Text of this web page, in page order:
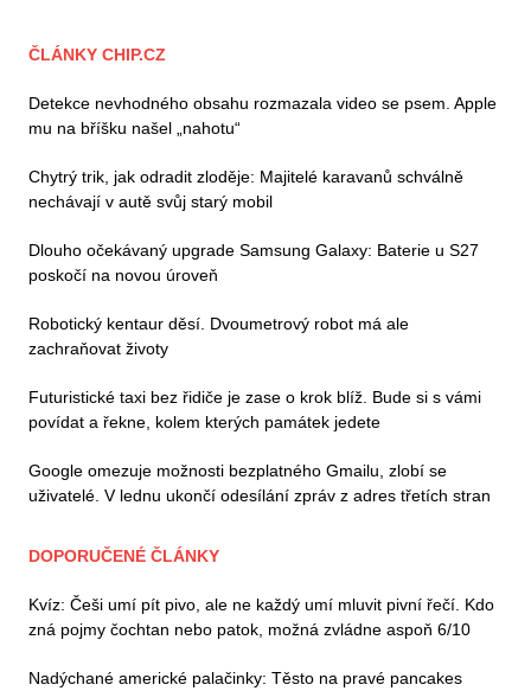
ČLÁNKY CHIP.CZ
Detekce nevhodného obsahu rozmazala video se psem. Apple
mu na bříšku našel „nahotu“
Chytrý trik, jak odradit zloděje: Majitelé karavanů schválně
nechávají v autě svůj starý mobil
Dlouho očekávaný upgrade Samsung Galaxy: Baterie u S27
poskočí na novou úroveň
Robotický kentaur děsí. Dvoumetrový robot má ale
zachraňovat životy
Futuristické taxi bez řidiče je zase o krok blíž. Bude si s vámi
povídat a řekne, kolem kterých památek jedete
Google omezuje možnosti bezplatného Gmailu, zlobí se
uživatelé. V lednu ukončí odesílání zpráv z adres třetích stran
DOPORUČENÉ ČLÁNKY
Kvíz: Češi umí pít pivo, ale ne každý umí mluvit pivní řečí. Kdo
zná pojmy čochtan nebo patok, možná zvládne aspoň 6/10
Nadýchané americké palačinky: Těsto na pravé pancakes